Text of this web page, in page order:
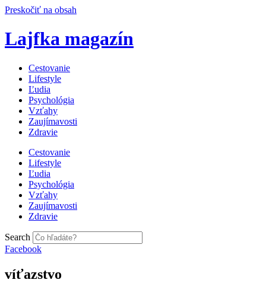
Preskočiť na obsah
Lajfka magazín
Cestovanie
Lifestyle
Ľudia
Psychológia
Vzťahy
Zaujímavosti
Zdravie
Cestovanie
Lifestyle
Ľudia
Psychológia
Vzťahy
Zaujímavosti
Zdravie
Search
Facebook
víťazstvo